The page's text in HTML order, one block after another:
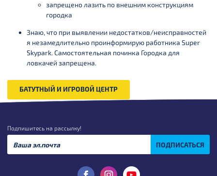
запрещено лазить по внешним конструкциям
городка
Знаю, что при выявлении недостатков/неисправностей
я незамедлительно проинформирую работника Super
Skypark. Самостоятельная починка Городка для
ловкачей запрещена.
БАТУТНЫЙ И ИГРОВОЙ ЦЕНТР
Подпишитесь на рассылку!
ПОДПИСАТЬСЯ